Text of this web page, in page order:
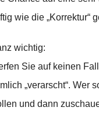
wie die „Korrektur“
wichtig:
Sie auf keinen
„verarscht“. Wer
und dann